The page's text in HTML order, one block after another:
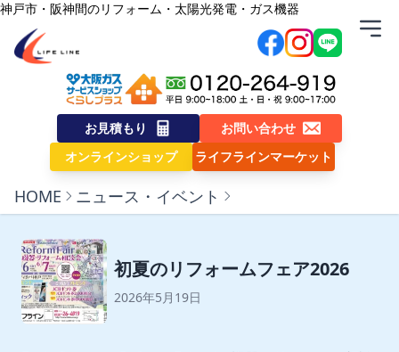
内容をスキップ
神戸市・阪神間のリフォーム・太陽光発電・ガス機器
株式会社ライフライン
お見積もり
お問い合わせ
オンラインショップ
ライフラインマーケット
HOME ニュース・イベント
初夏のリフォームフェア2026
2026年5月19日